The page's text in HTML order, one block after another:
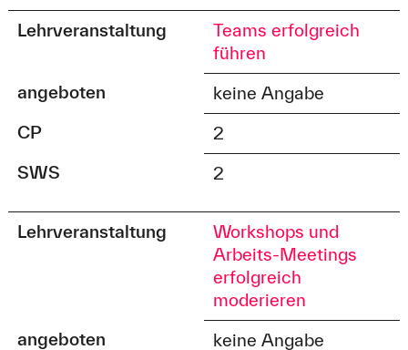
Lehrveranstaltung
Teams erfolgreich
führen
angeboten
keine Angabe
CP
2
SWS
2
Lehrveranstaltung
Workshops und
Arbeits-Meetings
erfolgreich
moderieren
angeboten
keine Angabe